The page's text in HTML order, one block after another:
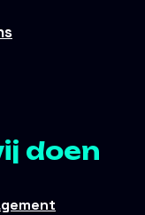
doen